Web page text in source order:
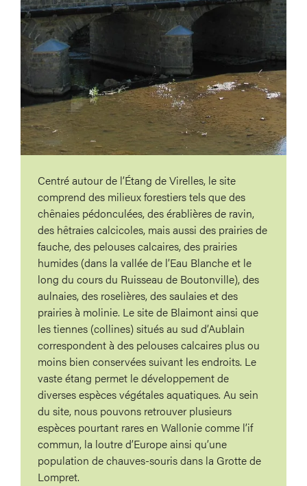
Centré autour de l’Étang de Virelles, le site
comprend des milieux forestiers tels que des
chênaies pédonculées, des érablières de ravin,
des hêtraies calcicoles, mais aussi des prairies de
fauche, des pelouses calcaires, des prairies
humides (dans la vallée de l’Eau Blanche et le
long du cours du Ruisseau de Boutonville), des
aulnaies, des roselières, des saulaies et des
prairies à molinie. Le site de Blaimont ainsi que
les tiennes (collines) situés au sud d’Aublain
correspondent à des pelouses calcaires plus ou
moins bien conservées suivant les endroits. Le
vaste étang permet le développement de
diverses espèces végétales aquatiques. Au sein
du site, nous pouvons retrouver plusieurs
espèces pourtant rares en Wallonie comme l’if
commun, la loutre d’Europe ainsi qu’une
population de chauves-souris dans la Grotte de
Lompret.